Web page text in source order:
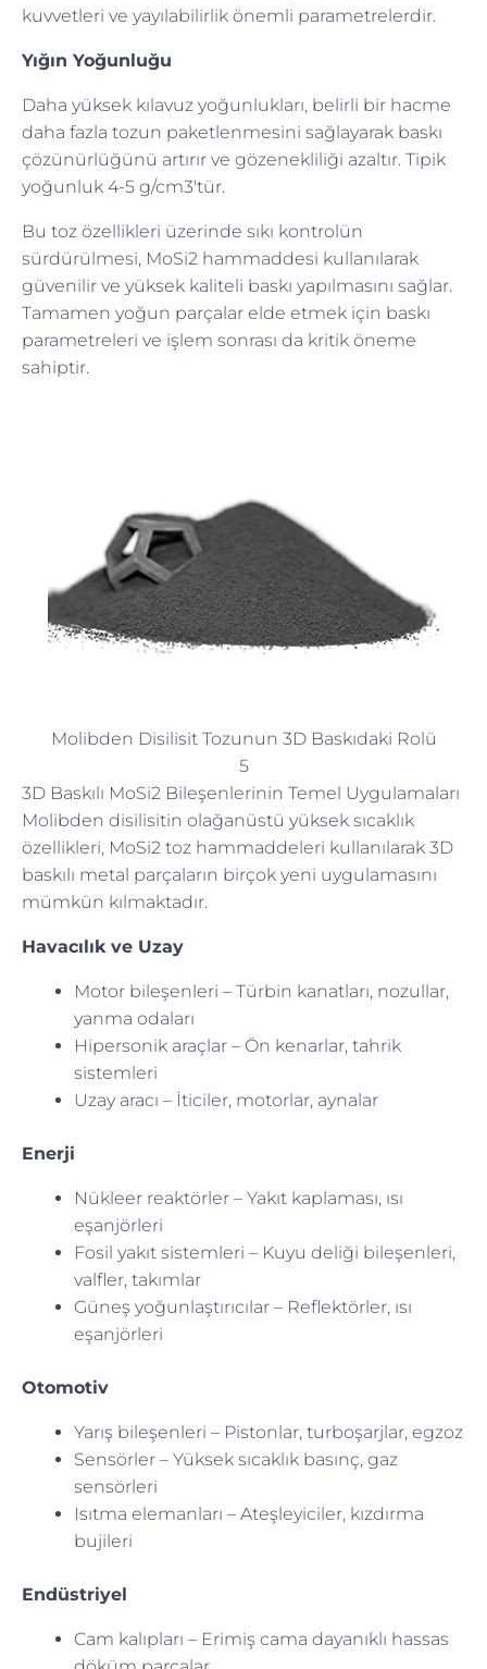
kuvvetleri ve yayılabilirlik önemli parametrelerdir.
Yığın Yoğunluğu
Daha yüksek kılavuz yoğunlukları, belirli bir hacme
daha fazla tozun paketlenmesini sağlayarak baskı
çözünürlüğünü artırır ve gözenekliliği azaltır. Tipik
yoğunluk 4-5 g/cm3'tür.
Bu toz özellikleri üzerinde sıkı kontrolün
sürdürülmesi, MoSi2 hammaddesi kullanılarak
güvenilir ve yüksek kaliteli baskı yapılmasını sağlar.
Tamamen yoğun parçalar elde etmek için baskı
parametreleri ve işlem sonrası da kritik öneme
sahiptir.
Molibden Disilisit Tozunun 3D Baskıdaki Rolü
5
3D Baskılı MoSi2 Bileşenlerinin Temel Uygulamaları
Molibden disilisitin olağanüstü yüksek sıcaklık
özellikleri, MoSi2 toz hammaddeleri kullanılarak 3D
baskılı metal parçaların birçok yeni uygulamasını
mümkün kılmaktadır.
Havacılık ve Uzay
Motor bileşenleri – Türbin kanatları, nozullar,
yanma odaları
Hipersonik araçlar – Ön kenarlar, tahrik
sistemleri
Uzay aracı – İticiler, motorlar, aynalar
Enerji
Nükleer reaktörler – Yakıt kaplaması, ısı
eşanjörleri
Fosil yakıt sistemleri – Kuyu deliği bileşenleri,
valfler, takımlar
Güneş yoğunlaştırıcılar – Reflektörler, ısı
eşanjörleri
Otomotiv
Yarış bileşenleri – Pistonlar, turboşarjlar, egzoz
Sensörler – Yüksek sıcaklık basınç, gaz
sensörleri
Isıtma elemanları – Ateşleyiciler, kızdırma
bujileri
Endüstriyel
Cam kalıpları – Erimiş cama dayanıklı hassas